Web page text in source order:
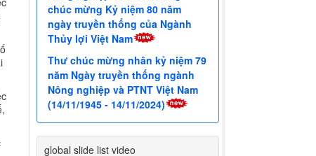
chúc mừng Kỷ niệm 80 năm
ngày truyền thống của Ngành
Thủy lợi Việt Nam
Thư chúc mừng nhân kỷ niệm 79
năm Ngày truyền thống ngành
Nông nghiệp và PTNT Việt Nam
(14/11/1945 - 14/11/2024)
global slide list video